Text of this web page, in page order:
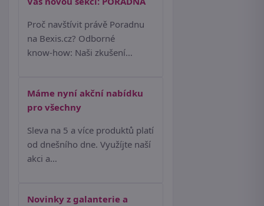
Proč navštívit právě Poradnu
na Bexis.cz? Odborné
know‑how: Naši zkušení…
Máme nyní akční nabídku
pro všechny
Sleva na 5 a více produktů platí
od dnešního dne. Využíjte naší
akci a…
Novinky z galanterie a